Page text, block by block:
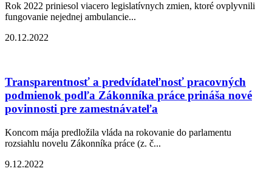
Rok 2022 priniesol viacero legislatívnych zmien, ktoré ovplyvnili
fungovanie nejednej ambulancie...
20.12.2022
Transparentnosť a predvídateľnosť pracovných
podmienok podľa Zákonníka práce prináša nové
povinnosti pre zamestnávateľa
Koncom mája predložila vláda na rokovanie do parlamentu
rozsiahlu novelu Zákonníka práce (z. č...
9.12.2022